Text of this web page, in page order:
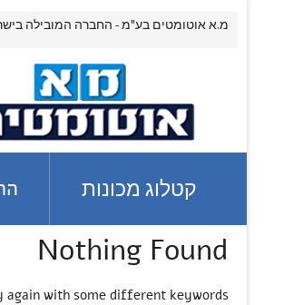
מ.א אוטומטים בע"מ - החברה המובילה
קטלוג מכונות
Nothing Found
with some different keywords.